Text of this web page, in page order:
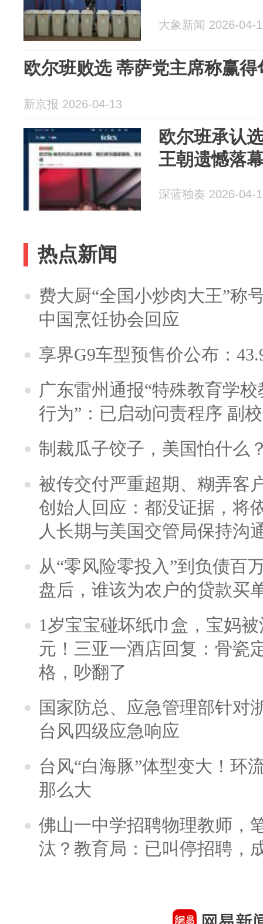
大象新闻 2026-04-
欧尔班败选 蒂萨党主席称赢
新京报 2026-04-13
欧尔班承认
王朝遗憾落
深蓝独奏 2026-04-
热点新闻
费大厨“全国小炒肉大王”称
中国烹饪协会回应
享界G9车型预售价公布：
广东雷州通报“特殊教育学
行为”：已启动问责程序 副
制裁瓜子饺子，美国怕什么
被传交付严重超期、糊弄客
创始人回应：都没证据，将
人长期与美国交管局保持沟
从“零风险零投入”到负债百
盘后，谁该为农户的贷款买
1岁宝宝碰坏纸巾盒，宝妈
元！三亚一酒店回复：骨瓷
格，吵翻了
国家防总、应急管理部针对
台风四级应急响应
台风“白海豚”体型变大！环
那么大
佛山一中学招聘物理教师，
汰？教育局：已叫停招聘，